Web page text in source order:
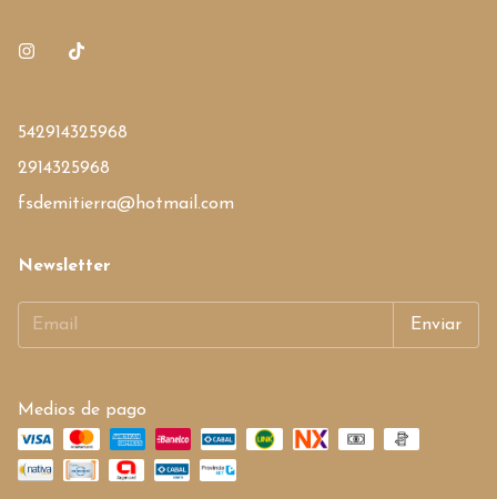
542914325968
2914325968
fsdemitierra@hotmail.com
Newsletter
Medios de pago